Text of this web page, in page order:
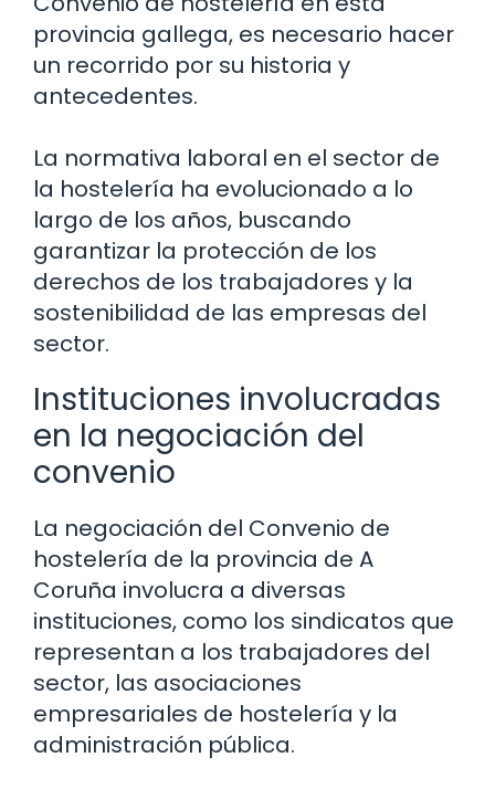
provincia gallega, es necesario hacer
un recorrido por su historia y
antecedentes.
La normativa laboral en el sector de
la hostelería ha evolucionado a lo
largo de los años, buscando
garantizar la protección de los
derechos de los trabajadores y la
sostenibilidad de las empresas del
sector.
Instituciones involucradas
en la negociación del
convenio
La negociación del Convenio de
hostelería de la provincia de A
Coruña involucra a diversas
instituciones, como los sindicatos que
representan a los trabajadores del
sector, las asociaciones
empresariales de hostelería y la
administración pública.